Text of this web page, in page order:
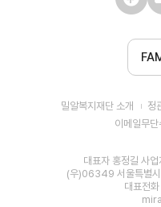
밀알복지재단 소개 정
이메일무
대표자 홍정길 사
(우)06349 서울특별
대표전